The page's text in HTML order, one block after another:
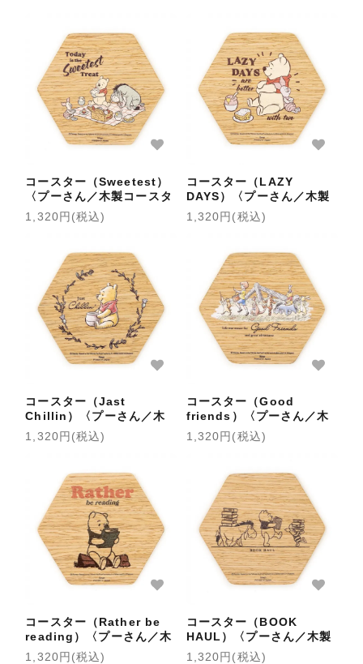
コースター（Sweetest）
〈プーさん／木製コースタ
ー〉
1,320円(税込)
コースター（LAZY
DAYS）〈プーさん／木製
コースター〉
1,320円(税込)
コースター（Jast
Chillin）〈プーさん／木
製コースター〉
1,320円(税込)
コースター（Good
friends）〈プーさん／木
製コースター〉
1,320円(税込)
コースター（Rather be
reading）〈プーさん／木
製コースター〉
1,320円(税込)
コースター（BOOK
HAUL）〈プーさん／木製
コースター〉
1,320円(税込)